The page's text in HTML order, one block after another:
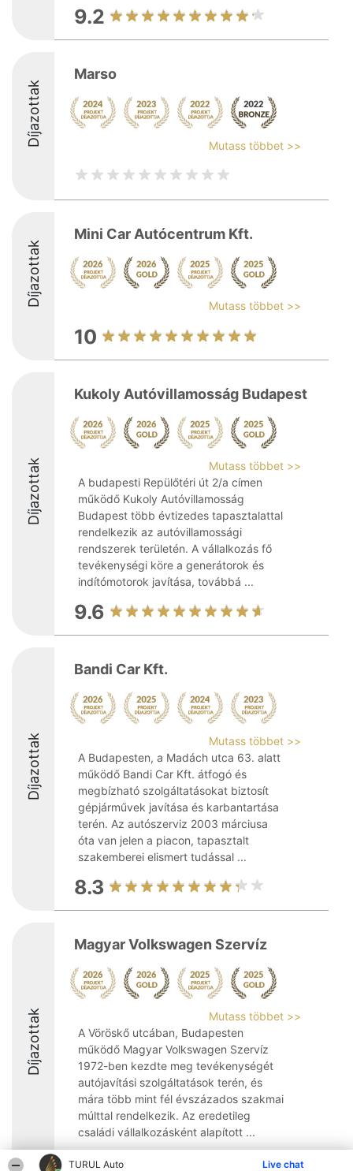
TURUL Auto Live chat
9.2
Díjazottak
Marso
Mutass többet >>
Díjazottak
Mini Car Autócentrum Kft.
Mutass többet >>
10
Díjazottak
Kukoly Autóvillamosság Budapest
Mutass többet >>
A budapesti Repülőtéri út 2/a címen
működő Kukoly Autóvillamosság
Budapest több évtizedes tapasztalattal
rendelkezik az autóvillamossági
rendszerek területén. A vállalkozás fő
tevékenységi köre a generátorok és
indítómotorok javítása, továbbá ...
9.6
Díjazottak
Bandi Car Kft.
Mutass többet >>
A Budapesten, a Madách utca 63. alatt
működő Bandi Car Kft. átfogó és
megbízható szolgáltatásokat biztosít
gépjárművek javítása és karbantartása
terén. Az autószerviz 2003 márciusa
óta van jelen a piacon, tapasztalt
szakemberei elismert tudással ...
8.3
Díjazottak
Magyar Volkswagen Szervíz
Mutass többet >>
A Vöröskő utcában, Budapesten
működő Magyar Volkswagen Szervíz
1972-ben kezdte meg tevékenységét
autójavítási szolgáltatások terén, és
mára több mint fél évszázados szakmai
múlttal rendelkezik. Az eredetileg
családi vállalkozásként alapított ...
9.4